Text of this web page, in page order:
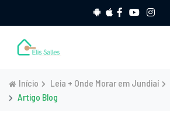
Início Leia + Onde Morar em Jundiaí
Artigo Blog